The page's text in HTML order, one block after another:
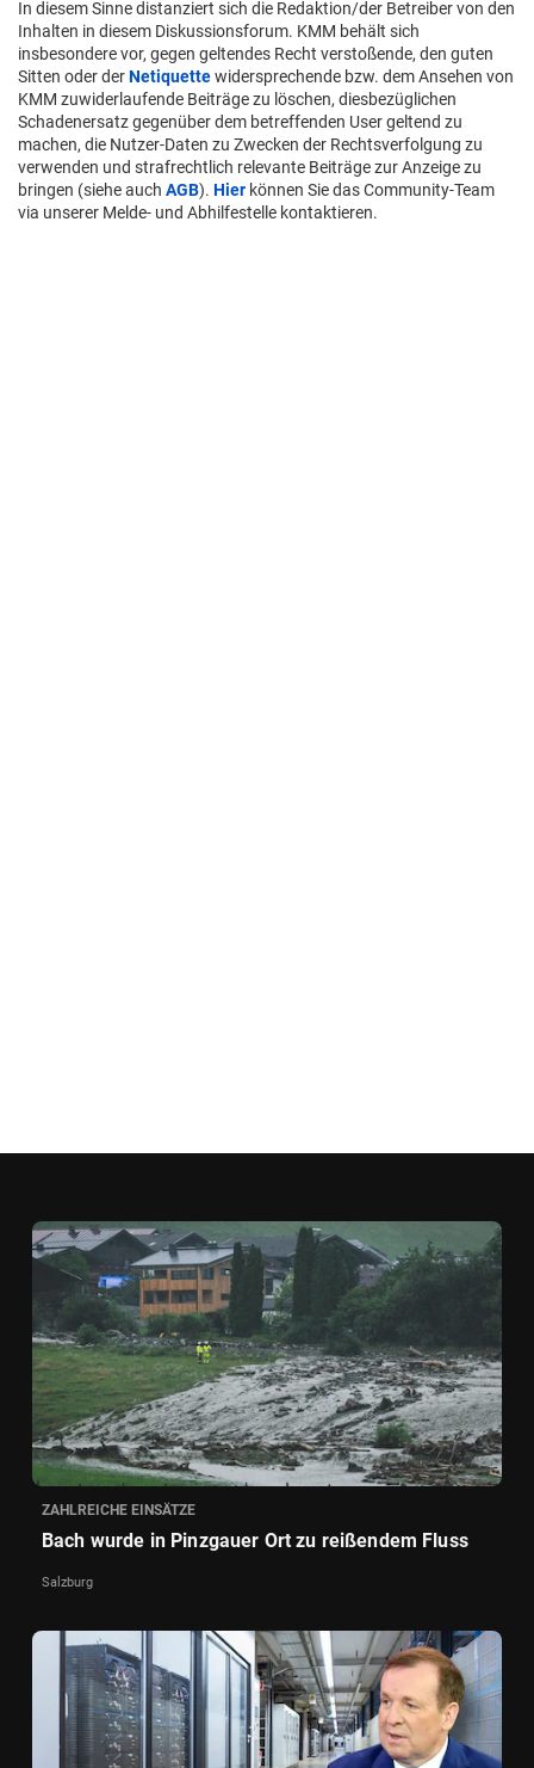
In diesem Sinne distanziert sich die Redaktion/der Betreiber von den
Inhalten in diesem Diskussionsforum. KMM behält sich
insbesondere vor, gegen geltendes Recht verstoßende, den guten
Sitten oder derNetiquettewidersprechende bzw. dem Ansehen von
KMM zuwiderlaufende Beiträge zu löschen, diesbezüglichen
Schadenersatz gegenüber dem betreffenden User geltend zu
machen, die Nutzer-Daten zu Zwecken der Rechtsverfolgung zu
verwenden und strafrechtlich relevante Beiträge zur Anzeige zu
bringen (siehe auch AGB). Hier können Sie das Community-Team
via unserer Melde- und Abhilfestelle kontaktieren.
ZAHLREICHE EINSÄTZE
Bach wurde in Pinzgauer Ort zu reißendem Fluss
Salzburg